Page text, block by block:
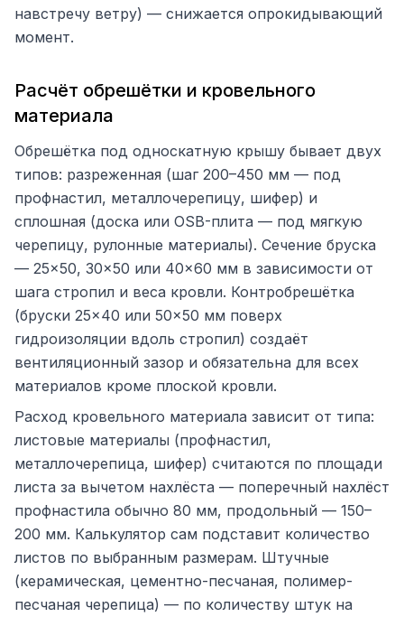
навстречу ветру) — снижается опрокидывающий
момент.
Расчёт обрешётки и кровельного
материала
Обрешётка под односкатную крышу бывает двух
типов: разреженная (шаг 200–450 мм — под
профнастил, металлочерепицу, шифер) и
сплошная (доска или OSB-плита — под мягкую
черепицу, рулонные материалы). Сечение бруска
— 25×50, 30×50 или 40×60 мм в зависимости от
шага стропил и веса кровли. Контробрешётка
(бруски 25×40 или 50×50 мм поверх
гидроизоляции вдоль стропил) создаёт
вентиляционный зазор и обязательна для всех
материалов кроме плоской кровли.
Расход кровельного материала зависит от типа:
листовые материалы (профнастил,
металлочерепица, шифер) считаются по площади
листа за вычетом нахлёста — поперечный нахлёст
профнастила обычно 80 мм, продольный — 150–
200 мм. Калькулятор сам подставит количество
листов по выбранным размерам. Штучные
(керамическая, цементно-песчаная, полимер-
песчаная черепица) — по количеству штук на